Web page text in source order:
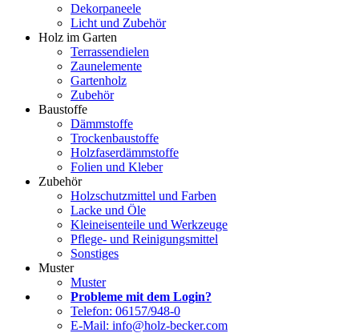
Dekorpaneele
Licht und Zubehör
Holz im Garten
Terrassendielen
Zaunelemente
Gartenholz
Zubehör
Baustoffe
Dämmstoffe
Trockenbaustoffe
Holzfaserdämmstoffe
Folien und Kleber
Zubehör
Holzschutzmittel und Farben
Lacke und Öle
Kleineisenteile und Werkzeuge
Pflege- und Reinigungsmittel
Sonstiges
Muster
Muster
Probleme mit dem Login?
Telefon: 06157/948-0
E-Mail: info@holz-becker.com